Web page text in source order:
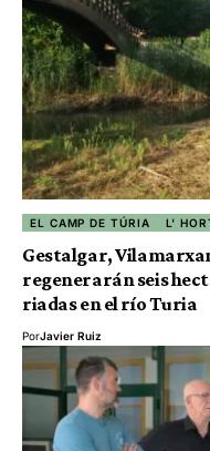
EL CAMP DE TÚRIA L'
Gestalgar,
regenerarán seis
riadas en el río Turia
PorJavier Ruiz